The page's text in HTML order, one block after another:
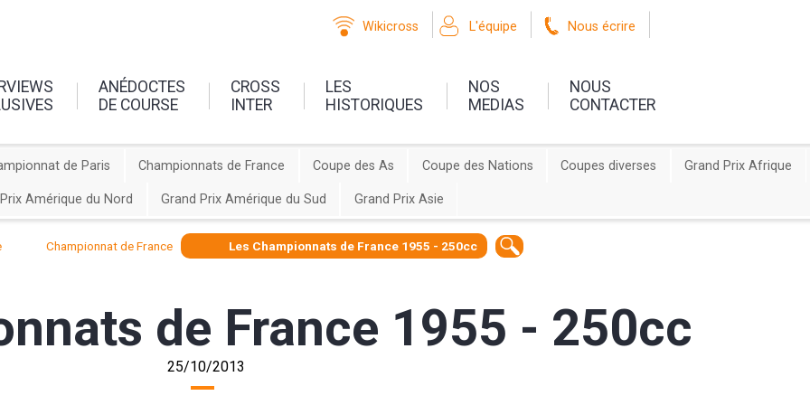
Wikicross L'équipe Nous écrire
ANÉDOCTES
DE COURSE
CROSS
INTER
LES
HISTORIQUES
NOS
MEDIAS
NOUS
CONTACTER
de Paris Championnats de France Coupe des As Coupe des Nations Coupes diverses Grand Prix Afrique
Amérique du Nord Grand Prix Amérique du Sud Grand Prix Asie
Championnat de France Les Championnats de France 1955 - 250cc
de France 1955 - 250cc
25/10/2013